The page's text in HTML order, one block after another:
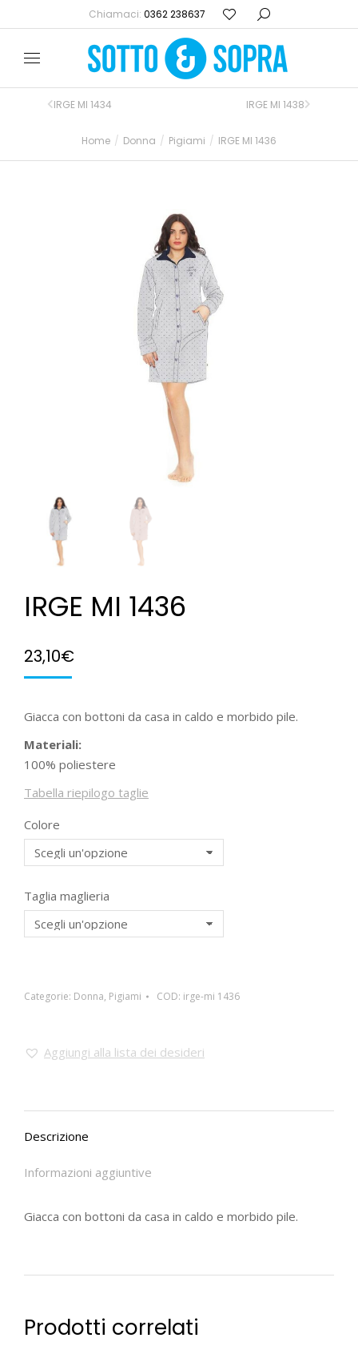
Chiamaci: 0362 238637
Home Donna Pigiami IRGE MI 1436
IRGE MI 1434 IRGE MI 1438
IRGE MI 1436
23,10€
Giacca con bottoni da casa in caldo e morbido pile.
Materiali:
100% poliestere
Tabella riepilogo taglie
Colore
Taglia maglieria
Categorie: Donna, Pigiami COD: irge-mi 1436
Aggiungi alla lista dei desideri
Descrizione
Informazioni aggiuntive
Giacca con bottoni da casa in caldo e morbido pile.
Prodotti correlati